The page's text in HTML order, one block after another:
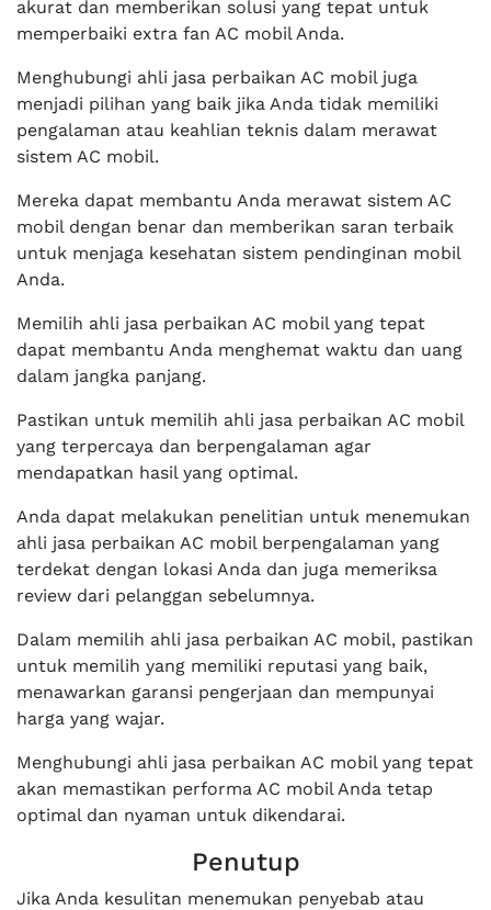
akurat dan memberikan solusi yang tepat untuk
memperbaiki extra fan AC mobil Anda.
Menghubungi ahli jasa perbaikan AC mobil juga
menjadi pilihan yang baik jika Anda tidak memiliki
pengalaman atau keahlian teknis dalam merawat
sistem AC mobil.
Mereka dapat membantu Anda merawat sistem AC
mobil dengan benar dan memberikan saran terbaik
untuk menjaga kesehatan sistem pendinginan mobil
Anda.
Memilih ahli jasa perbaikan AC mobil yang tepat
dapat membantu Anda menghemat waktu dan uang
dalam jangka panjang.
Pastikan untuk memilih ahli jasa perbaikan AC mobil
yang terpercaya dan berpengalaman agar
mendapatkan hasil yang optimal.
Anda dapat melakukan penelitian untuk menemukan
ahli jasa perbaikan AC mobil berpengalaman yang
terdekat dengan lokasi Anda dan juga memeriksa
review dari pelanggan sebelumnya.
Dalam memilih ahli jasa perbaikan AC mobil, pastikan
untuk memilih yang memiliki reputasi yang baik,
menawarkan garansi pengerjaan dan mempunyai
harga yang wajar.
Menghubungi ahli jasa perbaikan AC mobil yang tepat
akan memastikan performa AC mobil Anda tetap
optimal dan nyaman untuk dikendarai.
Penutup
Jika Anda kesulitan menemukan penyebab atau